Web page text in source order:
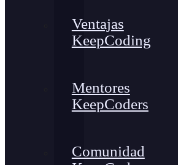
Ventajas
KeepCoding
Mentores
KeepCoders
Comunidad